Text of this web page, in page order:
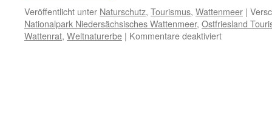
Veröffentlicht unter Naturschutz, Tourismus, Wattenmeer |
Nationalpark Niedersächsisches Wattenmeer, Ostfriesland
Wattenrat, Weltnaturerbe | Kommentare deaktiviertfür